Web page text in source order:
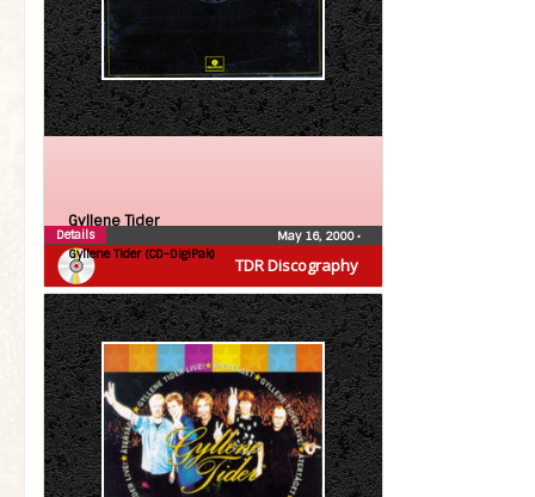
TDR Discography
Gyllene Tider
Gyllene Tider (CD-DigiPak)
May 16, 2000•
Details